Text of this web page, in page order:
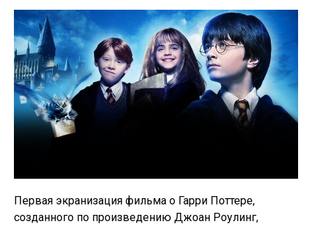
Первая экранизация фильма о Гарри Поттере,
созданного по произведению Джоан Роулинг,